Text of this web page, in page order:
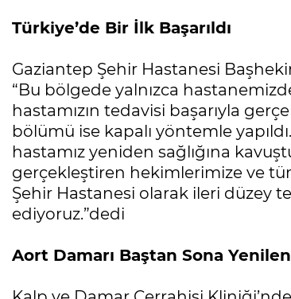
Türkiye’de Bir İlk Başarıldı
Gaziantep Şehir Hastanesi
“Bu bölgede yalnızca
hastamızın tedavisi başarıyla
bölümü ise kapalı yöntemle
hastamız yeniden sağlığına
gerçekleştiren hekimlerimize ve
Şehir Hastanesi olarak ileri düzey
ediyoruz.”dedi
Aort Damarı Baştan Sona